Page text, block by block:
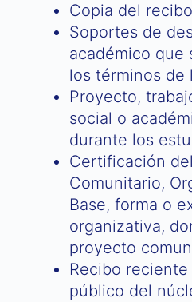
Copia del
Soportes de
académico que
los términos de
Proyecto,
social o
durante los
Certificación
Comunitario,
Base, forma o
organizativa,
proyecto
Recibo
público del